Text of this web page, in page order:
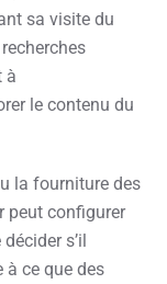
sa visite du
à
le contenu du
la fourniture des
peut configurer
s’il
à ce que des